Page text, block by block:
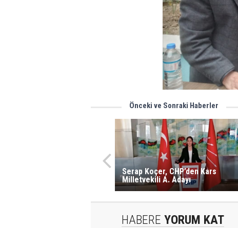
Önceki ve Sonraki Haberler
Serap Koçer, CHP’den Kars
Milletvekili A. Adayı
HABERE YORUM KAT